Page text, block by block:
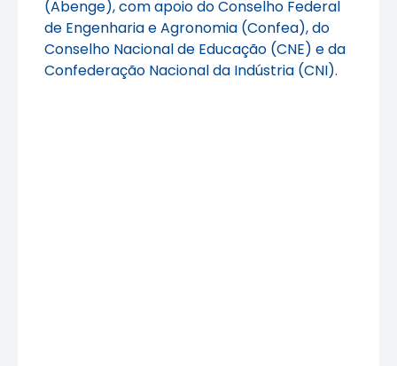
(Abenge), com apoio do Conselho Federal
de Engenharia e Agronomia (Confea), do
Conselho Nacional de Educação (CNE) e da
Confederação Nacional da Indústria (CNI).